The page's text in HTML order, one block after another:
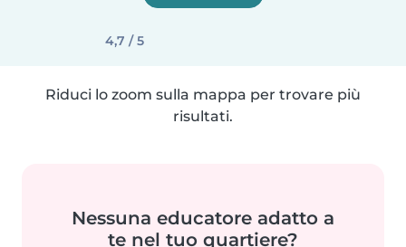
4,7 / 5
Riduci lo zoom sulla mappa per trovare più
risultati.
Nessuna educatore adatto a
te nel tuo quartiere?